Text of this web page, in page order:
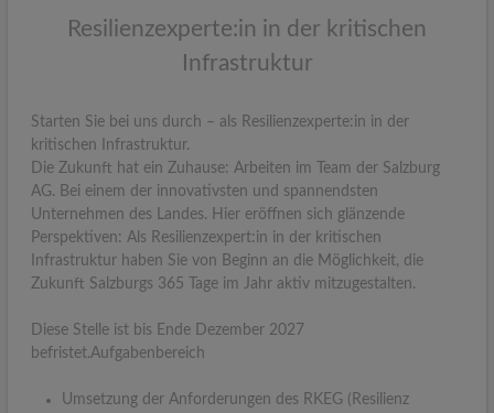
Resilienzexperte:in in der kritischen
Infrastruktur
Starten Sie bei uns durch – als Resilienzexperte:in in der
kritischen Infrastruktur.
Die Zukunft hat ein Zuhause: Arbeiten im Team der Salzburg
AG. Bei einem der innovativsten und spannendsten
Unternehmen des Landes. Hier eröffnen sich glänzende
Perspektiven: Als Resilienzexpert:in in der kritischen
Infrastruktur haben Sie von Beginn an die Möglichkeit, die
Zukunft Salzburgs 365 Tage im Jahr aktiv mitzugestalten.
Diese Stelle ist bis Ende Dezember 2027
befristet.Aufgabenbereich
Umsetzung der Anforderungen des RKEG (Resilienz